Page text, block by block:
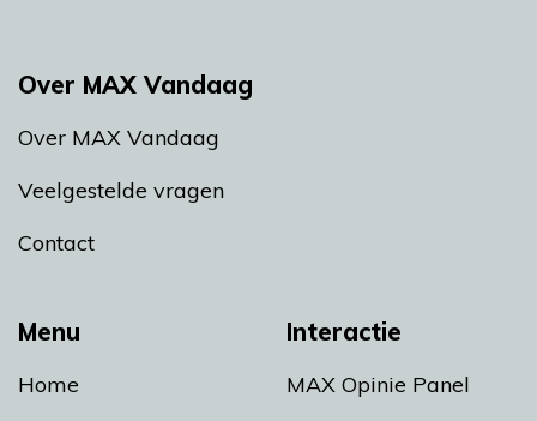
Menu
Home
Interactie
MAX Opinie Panel
Over MAX Vandaag
Over MAX Vandaag
Veelgestelde vragen
Contact